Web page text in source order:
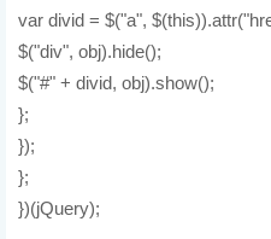
var divid = $("a",
$("div", obj).hide();
$("#" + divid, obj).show();
};
});
};
})(jQuery);